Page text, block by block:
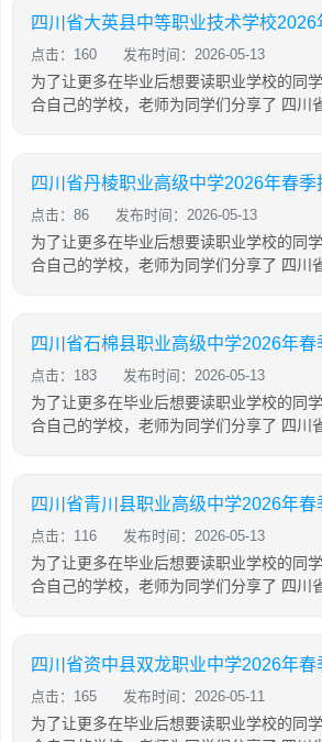
点击：160 发布时间：2026-05-13
为了让更多在毕业后想要读职业学校的同
合自己的学校，老师为同学们分享了 四川
四川省丹棱职业高级中学2026年春季
点击：86 发布时间：2026-05-13
为了让更多在毕业后想要读职业学校的同
合自己的学校，老师为同学们分享了 四川
四川省石棉县职业高级中学2026年春
点击：183 发布时间：2026-05-13
为了让更多在毕业后想要读职业学校的同
合自己的学校，老师为同学们分享了 四川
四川省青川县职业高级中学2026年春
点击：116 发布时间：2026-05-13
为了让更多在毕业后想要读职业学校的同
合自己的学校，老师为同学们分享了 四川
四川省资中县双龙职业中学2026年春
点击：165 发布时间：2026-05-11
为了让更多在毕业后想要读职业学校的同